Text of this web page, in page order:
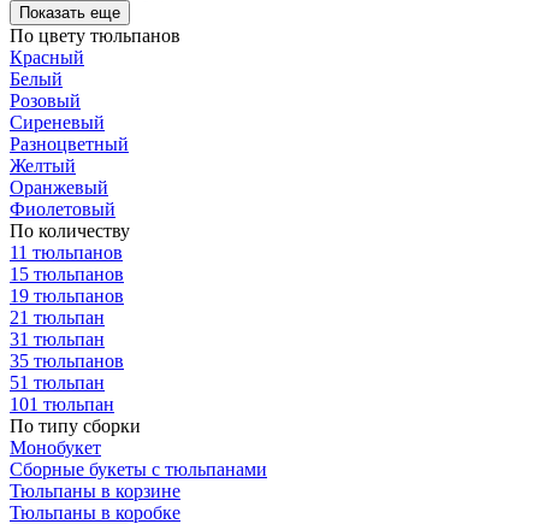
Показать еще
По цвету тюльпанов
Красный
Белый
Розовый
Сиреневый
Разноцветный
Желтый
Оранжевый
Фиолетовый
По количеству
11 тюльпанов
15 тюльпанов
19 тюльпанов
21 тюльпан
31 тюльпан
35 тюльпанов
51 тюльпан
101 тюльпан
По типу сборки
Монобукет
Сборные букеты с тюльпанами
Тюльпаны в корзине
Тюльпаны в коробке